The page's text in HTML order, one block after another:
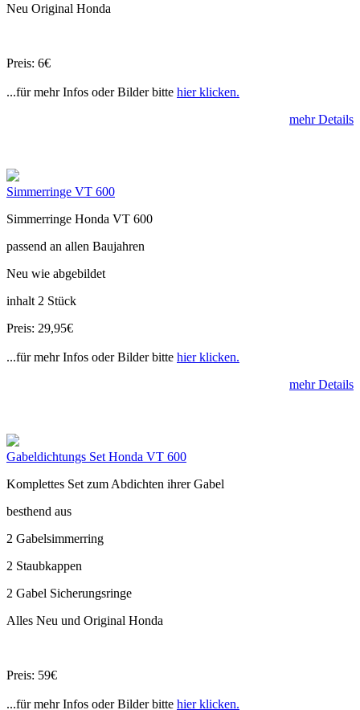
Neu Original Honda
Preis: 6€
...für mehr Infos oder Bilder bitte hier klicken.
mehr Details
Simmerringe VT 600
Simmerringe Honda VT 600
passend an allen Baujahren
Neu wie abgebildet
inhalt 2 Stück
Preis: 29,95€
...für mehr Infos oder Bilder bitte hier klicken.
mehr Details
Gabeldichtungs Set Honda VT 600
Komplettes Set zum Abdichten ihrer Gabel
besthend aus
2 Gabelsimmerring
2 Staubkappen
2 Gabel Sicherungsringe
Alles Neu und Original Honda
Preis: 59€
...für mehr Infos oder Bilder bitte hier klicken.